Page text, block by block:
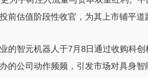
前估值阶段性收官，为其上市铺平道
的智元机器人于7月8日通过收购科
的公司动作频频，引发市场对具身